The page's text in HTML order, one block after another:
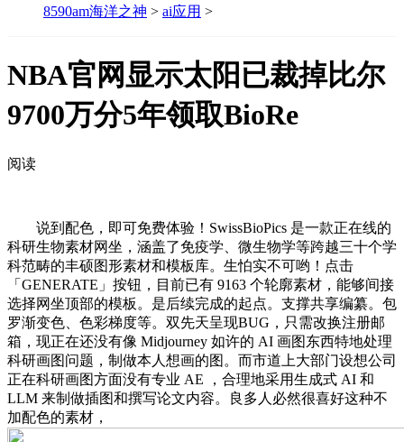
8590am海洋之神 > ai应用 >
NBA官网显示太阳已裁掉比尔
9700万分5年领取BioRe
阅读
说到配色，即可免费体验！SwissBioPics 是一款正在线的
科研生物素材网坐，涵盖了免疫学、微生物学等跨越三十个学
科范畴的丰硕图形素材和模板库。生怕实不可哟！点击
「GENERATE」按钮，目前已有 9163 个轮廓素材，能够间接
选择网坐顶部的模板。是后续完成的起点。支撑共享编纂。包
罗渐变色、色彩梯度等。双先天呈现BUG，只需改换注册邮
箱，现正在还没有像 Midjourney 如许的 AI 画图东西特地处理
科研画图问题，制做本人想画的图。而市道上大部门设想公司
正在科研画图方面没有专业 AE ，合理地采用生成式 AI 和
LLM 来制做插图和撰写论文内容。良多人必然很喜好这种不
加配色的素材，